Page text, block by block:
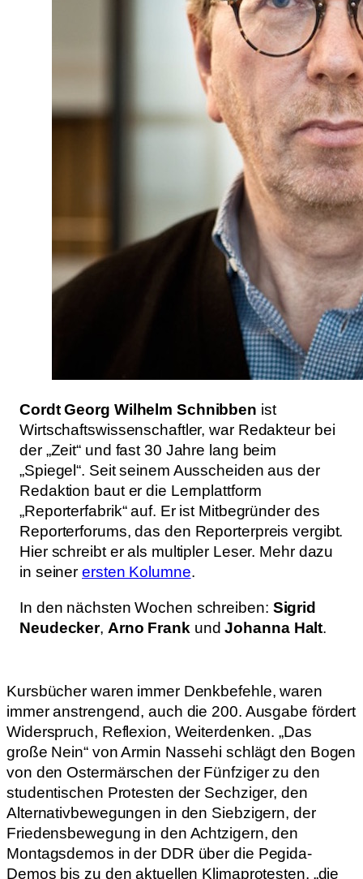
Cordt Georg Wilhelm Schnibben ist
Wirtschaftswissenschaftler, war Redakteur bei
der „Zeit“ und fast 30 Jahre lang beim
„Spiegel“. Seit seinem Ausscheiden aus der
Redaktion baut er die Lernplattform
„Reporterfabrik“ auf. Er ist Mitbegründer des
Reporterforums, das den Reporterpreis vergibt.
Hier schreibt er als multipler Leser. Mehr dazu
in seinerersten Kolumne.
In den nächsten Wochen schreiben: Sigrid
Neudecker, Arno Frank undJohanna Halt.
Kursbücher waren immer Denkbefehle, waren
immer anstrengend, auch die 200. Ausgabe fördert
Widerspruch, Reflexion, Weiterdenken. „Das
große Nein“ von Armin Nassehi schlägt den Bogen
von den Ostermärschen der Fünfziger zu den
studentischen Protesten der Sechziger, den
Alternativbewegungen in den Siebzigern, der
Friedensbewegung in den Achtzigern, den
Montagsdemos in der DDR über die Pegida-
Demos bis zu den aktuellen Klimaprotesten, „die